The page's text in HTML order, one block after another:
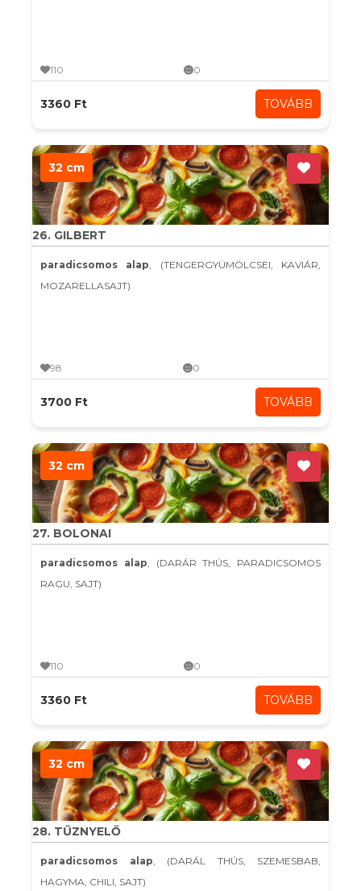
110 0
3360 Ft TOVÁBB
32 cm
26. GILBERT
paradicsomos alap, (TENGERGYÜMÖLCSEI, KAVIÁR,
MOZARELLASAJT)
98 0
3700 Ft TOVÁBB
32 cm
27. BOLONAI
paradicsomos alap, (DARÁR THÚS, PARADICSOMOS
RAGU, SAJT)
110 0
3360 Ft TOVÁBB
32 cm
28. TŰZNYELŐ
paradicsomos alap, (DARÁL THÚS, SZEMESBAB,
HAGYMA, CHILI, SAJT)